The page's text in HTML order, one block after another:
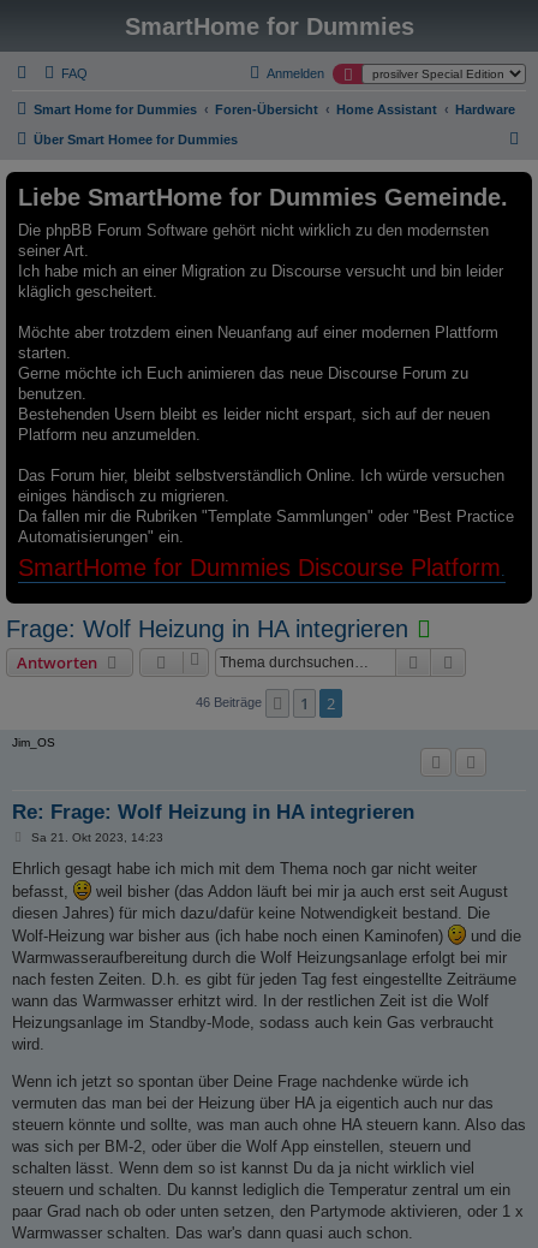
SmartHome for Dummies
FAQ Anmelden
Smart Home for Dummies Foren-Übersicht Home Assistant Hardware
Über Smart Homee for Dummies
Liebe SmartHome for Dummies Gemeinde.
Die phpBB Forum Software gehört nicht wirklich zu den modernsten
seiner Art.
Ich habe mich an einer Migration zu Discourse versucht und bin leider
kläglich gescheitert.
Möchte aber trotzdem einen Neuanfang auf einer modernen Plattform
starten.
Gerne möchte ich Euch animieren das neue Discourse Forum zu
benutzen.
Bestehenden Usern bleibt es leider nicht erspart, sich auf der neuen
Platform neu anzumelden.
Das Forum hier, bleibt selbstverständlich Online. Ich würde versuchen
einiges händisch zu migrieren.
Da fallen mir die Rubriken "Template Sammlungen" oder "Best Practice
Automatisierungen" ein.
SmartHome for Dummies Discourse Platform.
Frage: Wolf Heizung in HA integrieren
h
e
i
l
s
G
E
L
Ö
T
m
a
r
k
i
Antworten Suche
46 Beiträge Vorherige
1 2
Jim_OS
Re: Frage: Wolf Heizung in HA integrieren
B
i
r
a
g
Sa 21. Okt 2023, 14:23
Ehrlich gesagt habe ich mich mit dem Thema noch gar nicht weiter
befasst,
weil bisher (das Addon läuft bei mir ja auch erst seit August
diesen Jahres) für mich dazu/dafür keine Notwendigkeit bestand. Die
Wolf-Heizung war bisher aus (ich habe noch einen Kaminofen)
und die
Warmwasseraufbereitung durch die Wolf Heizungsanlage erfolgt bei mir
nach festen Zeiten. D.h. es gibt für jeden Tag fest eingestellte Zeiträume
wann das Warmwasser erhitzt wird. In der restlichen Zeit ist die Wolf
Heizungsanlage im Standby-Mode, sodass auch kein Gas verbraucht
wird.
Wenn ich jetzt so spontan über Deine Frage nachdenke würde ich
vermuten das man bei der Heizung über HA ja eigentich auch nur das
steuern könnte und sollte, was man auch ohne HA steuern kann. Also das
was sich per BM-2, oder über die Wolf App einstellen, steuern und
schalten lässt. Wenn dem so ist kannst Du da ja nicht wirklich viel
steuern und schalten. Du kannst lediglich die Temperatur zentral um ein
paar Grad nach ob oder unten setzen, den Partymode aktivieren, oder 1 x
Warmwasser schalten. Das war's dann quasi auch schon.